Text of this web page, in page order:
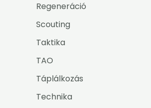
Regeneráció
Scouting
Taktika
TAO
Táplálkozás
Technika